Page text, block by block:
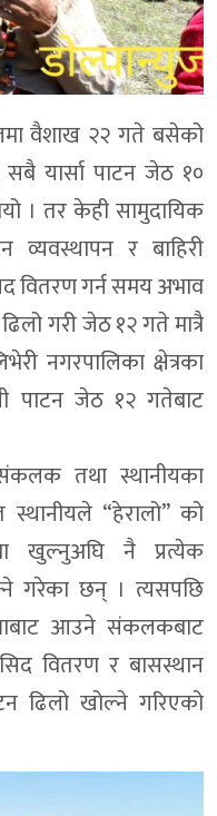
वैशाख २२ गते बसेको
यार्सा पाटन जेठ १०
। तर केही सामुदायिक
व्यवस्थापन र बाहिरी
वितरण गर्न समय अभाव
गरी जेठ १२ गते मात्रै
नगरपालिका क्षेत्रका
पाटन जेठ १२ गतेबाट
तथा स्थानीयका
स्थानीयले “हेरालो” को
खुल्नुअघि नै प्रत्येक
गरेका छन् । त्यसपछि
आउने संकलकबाट
वितरण र बासस्थान
ढिलो खोल्ने गरिएको